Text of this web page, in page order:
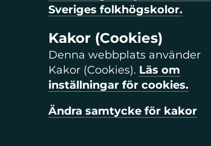
Sveriges folkhögskolor.
Kakor (Cookies)
Denna webbplats använder
Kakor (Cookies). Läs om
inställningar för cookies.
Ändra samtycke för kakor